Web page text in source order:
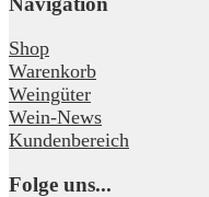
Shop
Warenkorb
Weingüter
Wein-News
Kundenbereich
Folge uns...